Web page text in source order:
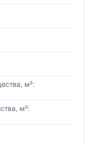
м²:
м²: